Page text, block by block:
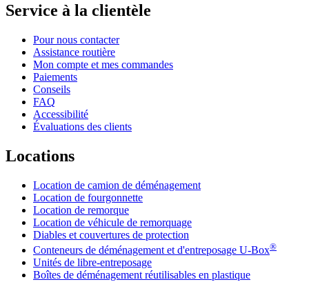
Service à la clientèle
Pour nous contacter
Assistance routière
Mon compte et mes commandes
Paiements
Conseils
FAQ
Accessibilité
Évaluations des clients
Locations
Location de camion de déménagement
Location de fourgonnette
Location de remorque
Location de véhicule de remorquage
Diables et couvertures de protection
Conteneurs de déménagement et d'entreposage U-Box®
Unités de libre-entreposage
Boîtes de déménagement réutilisables en plastique